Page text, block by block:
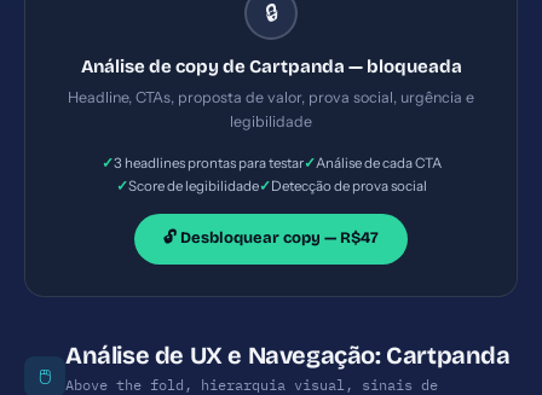
usuário em tom imediato. CTAs aparecem como
mas textos repetidos e termos genéricos. Falta
clareza de benefício direto no CTA (ex: 'Crie sua loja
🔒
Análise de copy de Cartpanda — bloqueada
Headline, CTAs, proposta de valor, prova social, urgência e
legibilidade
✓3 headlines prontas para testar✓Análise de cada CTA
✓Score de legibilidade✓Detecção de prova social
🔓 Desbloquear copy — R$47
🖱️
Análise de UX e Navegação: Cartpanda
Above the fold, hierarquia visual, sinais de